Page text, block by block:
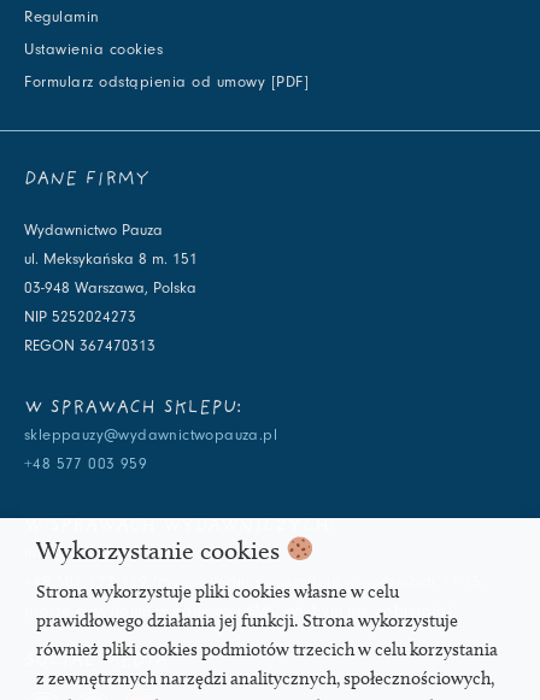
Regulamin
Ustawienia cookies
Formularz odstąpienia od umowy [PDF]
DANE FIRMY
Wydawnictwo Pauza
ul. Meksykańska 8 m. 151
03-948 Warszawa, Polska
NIP 5252024273
REGON 367470313
W SPRAWACH SKLEPU:
skleppauzy@wydawnictwopauza.pl
+48 577 003 959
info@wydawnictwopauza.pl
+48 501 177 119 (czynny w dni powszednie w godzinach 11-15,
proszę o wysłanie wiadomości SMS, gdybym nie odbierała)
SOCIAL MEDIA
Wykorzystanie cookies
Strona wykorzystuje pliki cookies własne w celu
prawidłowego działania jej funkcji. Strona wykorzystuje
również pliki cookies podmiotów trzecich w celu korzystania
z zewnętrznych narzędzi analitycznych, społecznościowych,